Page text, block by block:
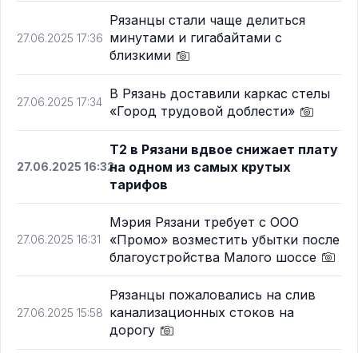
27.06.2025 17:36
Рязанцы стали чаще делиться
минутами и гигабайтами с
близкими
27.06.2025 17:34
В Рязань доставили каркас стелы
«Город трудовой доблести»
27.06.2025 16:32
T2 в Рязани вдвое снижает плату
на одном из самых крутых
тарифов
27.06.2025 16:31
Мэрия Рязани требует с ООО
«Промо» возместить убытки после
благоустройства Малого шоссе
27.06.2025 15:58
Рязанцы пожаловались на слив
канализационных стоков на
дорогу